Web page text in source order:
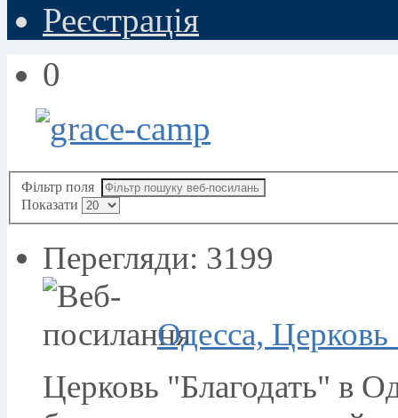
Реєстрація
0
Фільтр поля
Показати
Перегляди: 3199
Одесса, Церковь
Церковь "Благодать" в